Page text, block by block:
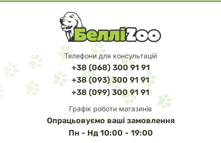
Телефони для консультацій
+38 (068) 300 91 91
+38 (093) 300 91 91
+38 (099) 300 91 91
Графік роботи магазинів
Опрацьовуємо ваші замовлення
Пн - Нд 10:00 - 19:00